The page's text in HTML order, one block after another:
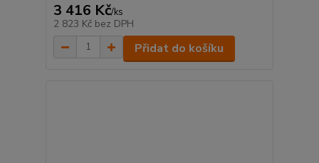
3 416 Kč/ks
2 823 Kč bez DPH
Přidat do košíku